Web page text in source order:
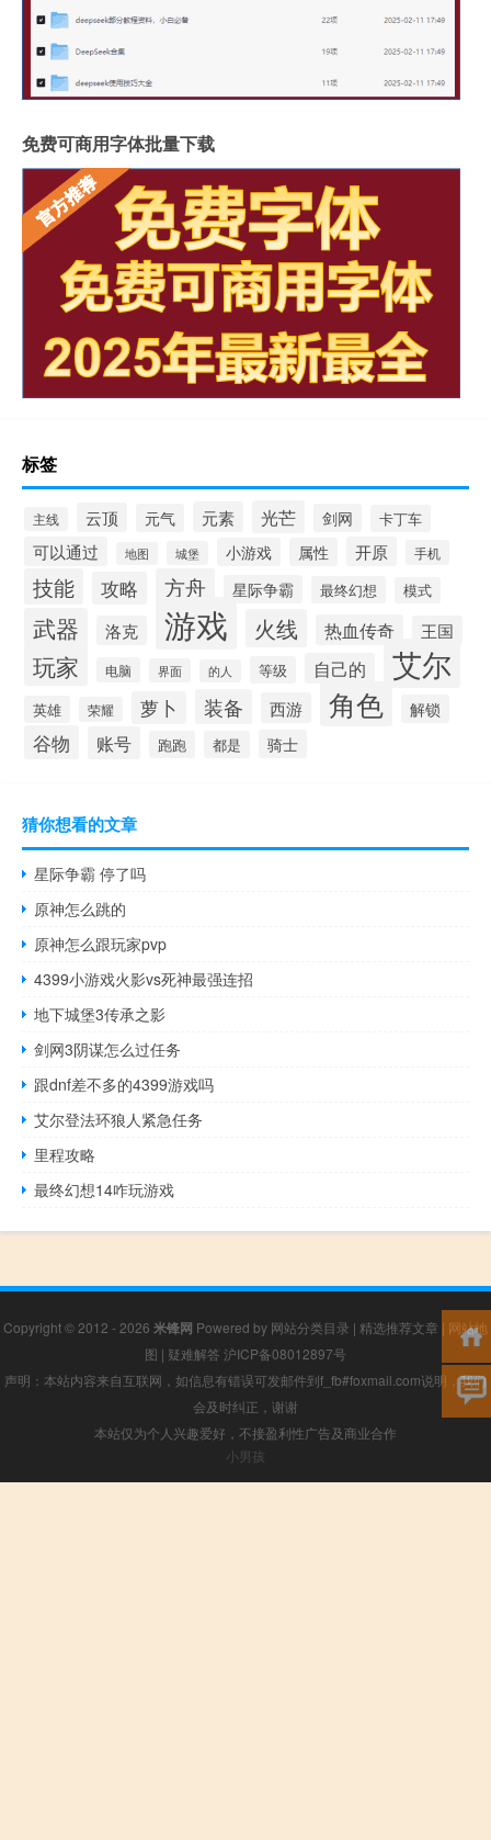
免费可商用字体批量下载
标签
主线 云顶 元气 元素 光芒 剑网 卡丁车
可以通过 地图 城堡 小游戏 属性 开原 手机
技能 攻略 方舟 星际争霸 最终幻想 模式
武器 洛克 游戏 火线 热血传奇 王国
玩家 电脑 界面 的人 等级 自己的 艾尔
英雄 荣耀 萝卜 装备 西游 角色 解锁
谷物 账号 跑跑 都是 骑士
猜你想看的文章
星际争霸 停了吗
原神怎么跳的
原神怎么跟玩家pvp
4399小游戏火影vs死神最强连招
地下城堡3传承之影
剑网3阴谋怎么过任务
跟dnf差不多的4399游戏吗
艾尔登法环狼人紧急任务
里程攻略
最终幻想14咋玩游戏
Copyright © 2012 - 2026 米锋网 Powered by 网站分类目录 | 精选推荐文章 | 网站地
图 | 疑难解答 沪ICP备08012897号
声明：本站内容来自互联网，如信息有错误可发邮件到f_fb#foxmail.com说明，我们
会及时纠正，谢谢
本站仅为个人兴趣爱好，不接盈利性广告及商业合作
小男孩